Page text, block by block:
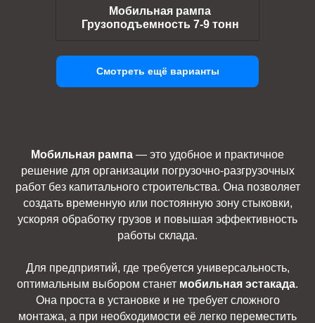
Мобильная рампа
Грузоподъемность 7-9 тонн
Смотреть ещё варианты
Мобильная рампа — это удобное и практичное
решение для организации погрузочно-разгрузочных
работ без капитального строительства. Она позволяет
создать временную или постоянную зону стыковки,
ускоряя обработку грузов и повышая эффективность
работы склада.
Для предприятий, где требуется универсальность,
оптимальным выбором станет мобильная эстакада.
Она проста в установке и не требует сложного
монтажа, а при необходимости её легко переместить